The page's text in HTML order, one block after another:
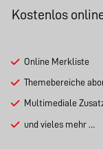
Kostenlos
Online Merkliste
Themebereiche
Multimediale
und vieles mehr …